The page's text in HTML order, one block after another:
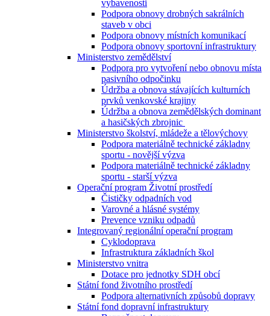
vybavenosti
Podpora obnovy drobných sakrálních
staveb v obci
Podpora obnovy místních komunikací
Podpora obnovy sportovní infrastruktury
Ministerstvo zemědělství
Podpora pro vytvoření nebo obnovu místa
pasivního odpočinku
Údržba a obnova stávajících kulturních
prvků venkovské krajiny
Údržba a obnova zemědělských dominant
a hasičských zbrojnic
Ministerstvo školství, mládeže a tělovýchovy
Podpora materiálně technické základny
sportu - novější výzva
Podpora materiálně technické základny
sportu - starší výzva
Operační program Životní prostředí
Čističky odpadních vod
Varovné a hlásné systémy
Prevence vzniku odpadů
Integrovaný regionální operační program
Cyklodoprava
Infrastruktura základních škol
Ministerstvo vnitra
Dotace pro jednotky SDH obcí
Státní fond životního prostředí
Podpora alternativních způsobů dopravy
Státní fond dopravní infrastruktury